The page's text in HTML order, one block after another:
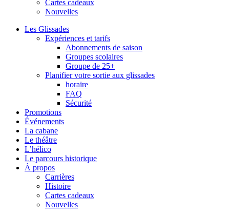
Cartes cadeaux
Nouvelles
Les Glissades
Expériences et tarifs
Abonnements de saison
Groupes scolaires
Groupe de 25+
Planifier votre sortie aux glissades
horaire
FAQ
Sécurité
Promotions
Événements
La cabane
Le théâtre
L’hélico
Le parcours historique
À propos
Carrières
Histoire
Cartes cadeaux
Nouvelles